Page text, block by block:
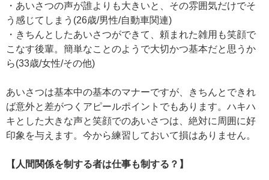
・あいさつの声が誰よりも大きいと、その雰囲気だけでそ
う感じてしまう(26歳/男性/自動車関連)
・きちんとしたあいさつができて、頼まれた雑用も笑顔で
こなす後輩。簡単なことのようで大切かつ基本だと思うか
ら(33歳/女性/その他)
あいさつは基本中の基本のマナーですが、きちんとできれ
ば意外と差がつくアピールポイントでもあります。ハキハ
キとした大きな声と笑顔でのあいさつは、絶対に周囲に好
印象を与えます。今から練習しておいて損はありません。
【人間関係を制する者は仕事も制する？】